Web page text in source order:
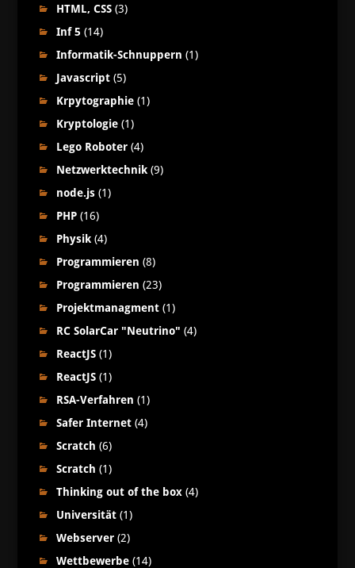
HTML, CSS(3)
Inf 5 (14)
Informatik-Schnuppern (1)
Javascript(5)
Krpytographie(1)
Kryptologie(1)
Lego Roboter(4)
Netzwerktechnik(9)
node.js(1)
PHP(16)
Physik(4)
Programmieren (8)
Programmieren (23)
Projektmanagment(1)
RC SolarCar "Neutrino" (4)
ReactJS(1)
ReactJS(1)
RSA-Verfahren (1)
Safer Internet(4)
Scratch (6)
Scratch (1)
Thinking out of the box(4)
Universität(1)
Webserver(2)
Wettbewerbe(14)